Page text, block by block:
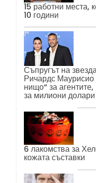
15 работни места,
10 години
Съпругът на
Ричардс
нищо“ за
за милиони долари
6 лакомства за
кожата съставки